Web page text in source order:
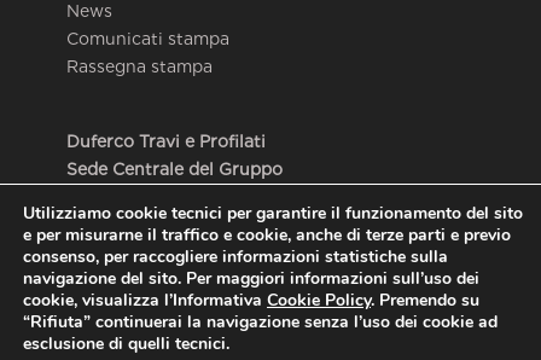
News
Comunicati stampa
Rassegna stampa
Duferco Travi e Profilati
Sede Centrale del Gruppo
25010 San Zeno Naviglio (BS) – Italy
Utilizziamo cookie tecnici per garantire il funzionamento del sito
e per misurarne il traffico e cookie, anche di terze parti e previo
consenso, per raccogliere informazioni statistiche sulla
navigazione del sito. Per maggiori informazioni sull’uso dei
cookie, visualizza l’Informativa Cookie Policy. Premendo su
“Rifiuta” continuerai la navigazione senza l’uso dei cookie ad
esclusione di quelli tecnici.